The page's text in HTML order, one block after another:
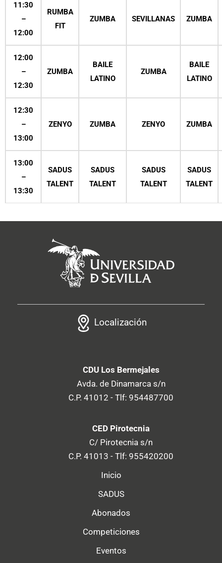
11:30
–
12:00
RUMBA
FIT
ZUMBA SEVILLANAS ZUMBA
12:00
–
12:30
ZUMBA
BAILE
LATINO
ZUMBA
BAILE
LATINO
12:30
–
13:00
ZENYO ZUMBA ZENYO ZUMBA
13:00
–
13:30
SADUS
TALENT
SADUS
TALENT
SADUS
TALENT
SADUS
TALENT
Localización
CDU Los Bermejales
Avda. de Dinamarca s/n
C.P. 41012 - Tlf: 954487700
CED Pirotecnia
C/ Pirotecnia s/n
C.P. 41013 - Tlf: 955420200
Inicio
SADUS
Abonados
Competiciones
Eventos